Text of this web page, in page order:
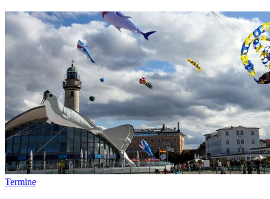
Termine